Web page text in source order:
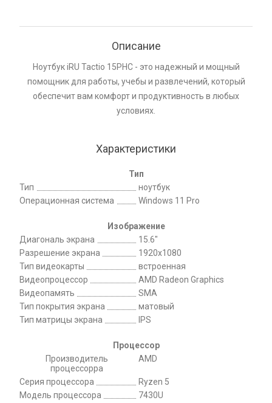
Описание
Ноутбук iRU Tactio 15PHC - это надежный и мощный
помощник для работы, учебы и развлечений, который
обеспечит вам комфорт и продуктивность в любых
условиях.
Характеристики
Тип
Тип
ноутбук
Операционная система
Windows 11 Pro
Изображение
Диагональ экрана
15.6"
Разрешение экрана
1920x1080
Тип видеокарты
встроенная
Видеопроцессор
AMD Radeon Graphics
Видеопамять
SMA
Тип покрытия экрана
матовый
Тип матрицы экрана
IPS
Процессор
Производитель
процессорра
AMD
Серия процессора
Ryzen 5
Модель процессора
7430U